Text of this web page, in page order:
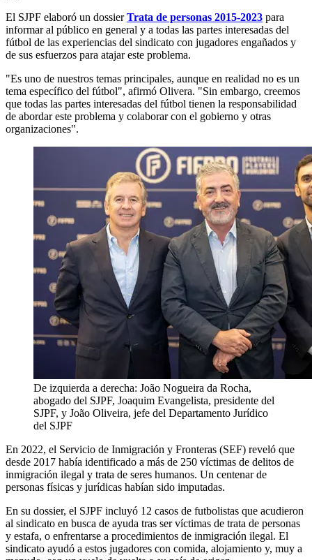
El SJPF elaboró un dossierTrata de personas 2015-2023 para
informar al público en general y a todas las partes interesadas del
fútbol de las experiencias del sindicato con jugadores engañados y
de sus esfuerzos para atajar este problema.
"Es uno de nuestros temas principales, aunque en realidad no es un
tema específico del fútbol", afirmó Olivera. "Sin embargo, creemos
que todas las partes interesadas del fútbol tienen la responsabilidad
de abordar este problema y colaborar con el gobierno y otras
organizaciones".
De izquierda a derecha: João Nogueira da Rocha,
abogado del SJPF, Joaquim Evangelista, presidente del
SJPF, y João Oliveira, jefe del Departamento Jurídico
del SJPF
En 2022, el Servicio de Inmigración y Fronteras (SEF) reveló que
desde 2017 había identificado a más de 250 víctimas de delitos de
inmigración ilegal y trata de seres humanos. Un centenar de
personas físicas y jurídicas habían sido imputadas.
En su dossier, el SJPF incluyó 12 casos de futbolistas que acudieron
al sindicato en busca de ayuda tras ser víctimas de trata de personas
y estafa, o enfrentarse a procedimientos de inmigración ilegal. El
sindicato ayudó a estos jugadores con comida, alojamiento y, muy a